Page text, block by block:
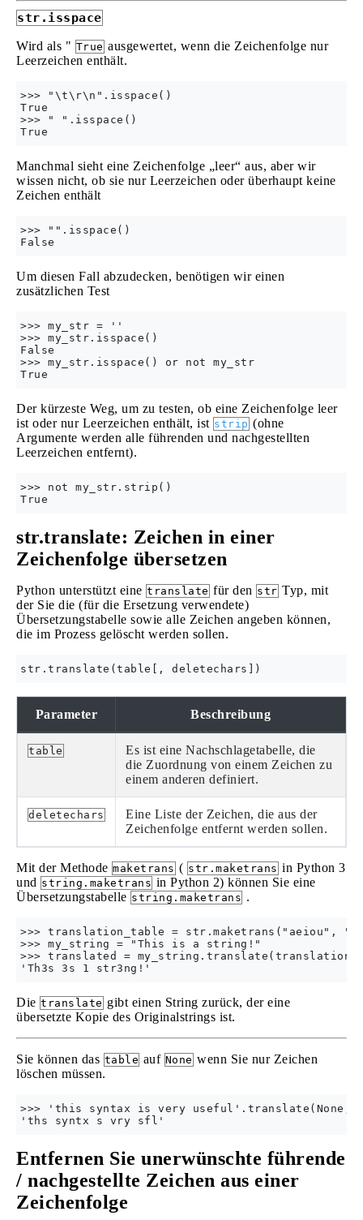
str.isspace
Wird als " True ausgewertet, wenn die Zeichenfolge nur
Leerzeichen enthält.
>>> "\t\r\n".isspace()
True
>>> " ".isspace()
Manchmal sieht eine Zeichenfolge „leer“ aus, aber wir
wissen nicht, ob sie nur Leerzeichen oder überhaupt keine
Zeichen enthält
>>> "".isspace()
Um diesen Fall abzudecken, benötigen wir einen
zusätzlichen Test
>>> my_str = ''
>>> my_str.isspace()
False
>>> my_str.isspace() or not my_str
Der kürzeste Weg, um zu testen, ob eine Zeichenfolge leer
ist oder nur Leerzeichen enthält, ist strip (ohne
Argumente werden alle führenden und nachgestellten
Leerzeichen entfernt).
>>> not my_str.strip()
str.translate: Zeichen in einer
Zeichenfolge übersetzen
Python unterstützt eine translate für den str Typ, mit
der Sie die (für die Ersetzung verwendete)
Übersetzungstabelle sowie alle Zeichen angeben können,
die im Prozess gelöscht werden sollen.
Parameter Beschreibung
table
Es ist eine Nachschlagetabelle, die
die Zuordnung von einem Zeichen zu
einem anderen definiert.
deletechars
Eine Liste der Zeichen, die aus der
Zeichenfolge entfernt werden sollen.
Mit der Methode maketrans ( str.maketrans in Python 3
und string.maketrans in Python 2) können Sie eine
Übersetzungstabelle string.maketrans .
>>> translation_table = str.maketrans("aeiou",
>>> my_string = "This is a string!"
>>> translated =
Die translate gibt einen String zurück, der eine
übersetzte Kopie des Originalstrings ist.
Sie können das table auf None wenn Sie nur Zeichen
löschen müssen.
>>> 'this syntax is very useful'.translate(None,
Entfernen Sie unerwünschte führende
/ nachgestellte Zeichen aus einer
Zeichenfolge